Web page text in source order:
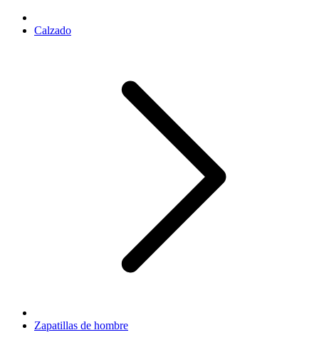
Calzado
Zapatillas de hombre